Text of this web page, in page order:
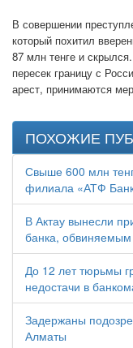
В совершении
который похитил
87 млн тенге и
пересек границу с
арест, принимаются
ПОХОЖИЕ
Свыше 600 млн
филиала «АТФ
В Актау вынесли
банка,
До 12 лет тюрьмы
недостачи в
Задержаны
Алматы